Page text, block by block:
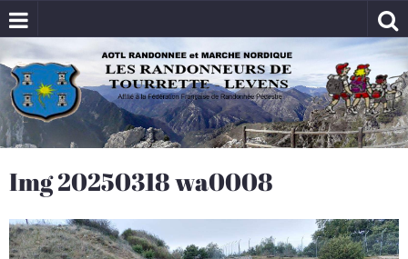
Img 20250318 wa0008